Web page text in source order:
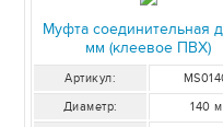
Муфта соединительная
мм (клеевое ПВХ)
Артикул:
Диаметр:
140 м